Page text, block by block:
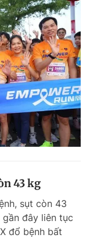
43 kg
sụt còn 43
đây liên tục
đổ bệnh bất